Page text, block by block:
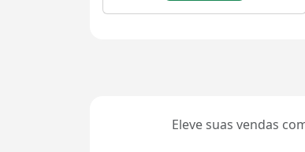
Eleve suas vendas